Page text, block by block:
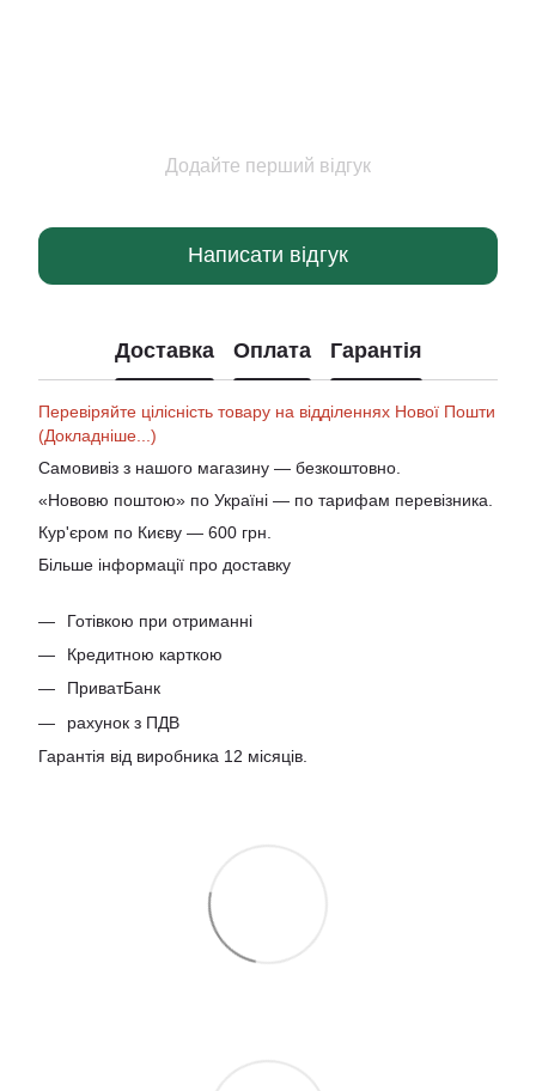
Додайте перший відгук
Написати відгук
Доставка Оплата Гарантія
Перевіряйте цілісність товару на відділеннях Нової Пошти
(Докладніше...)
Самовивіз з нашого магазину — безкоштовно.
«Нововю поштою» по Україні — по тарифам перевізника.
Кур'єром по Києву — 600 грн.
Більше інформації про доставку
Готівкою при отриманні
Кредитною карткою
ПриватБанк
рахунок з ПДВ
Гарантія від виробника 12 місяців.